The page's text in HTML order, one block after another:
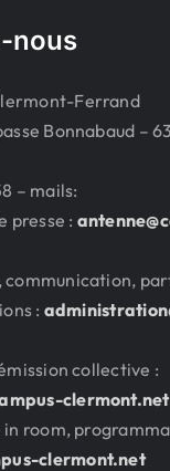
nous
Ferrand
Bonnabaud –
– mails:
presse :
:
collective :
clermont.net
in room,
clermont.net